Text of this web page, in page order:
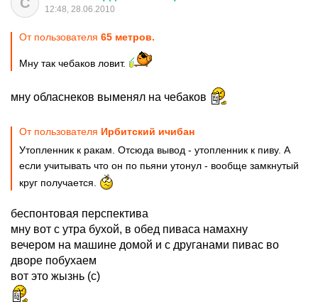
12:48, 28.06.2010
От пользователя 65 метров.
Мну так чебаков ловит.
мну обласнеков выменял на чебаков
От пользователя Ирбитский ичибан
Утопленник к ракам. Отсюда вывод - утопленник к пиву. А
если учитывать что он по пьяни утонул - вообще замкнутый
круг получается.
беспонтовая перспектива
мну вот с утра бухой, в обед пиваса намахну
вечером на машине домой и с друганами пивас во
дворе побухаем
вот это жызнь (с)